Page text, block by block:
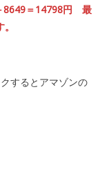
8649＝14798円 最
するとアマゾンの